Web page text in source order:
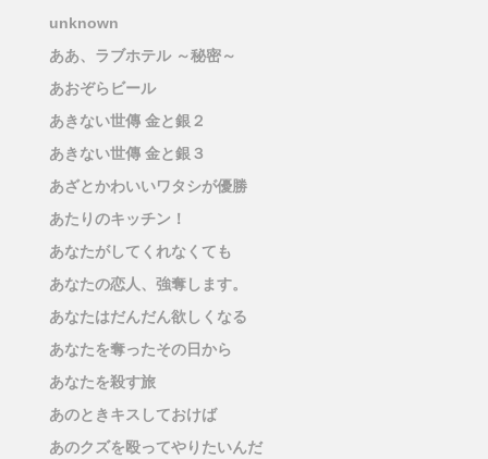
unknown
ああ、ラブホテル ～秘密～
あおぞらビール
あきない世傳 金と銀２
あきない世傳 金と銀３
あざとかわいいワタシが優勝
あたりのキッチン！
あなたがしてくれなくても
あなたの恋人、強奪します。
あなたはだんだん欲しくなる
あなたを奪ったその日から
あなたを殺す旅
あのときキスしておけば
あのクズを殴ってやりたいんだ